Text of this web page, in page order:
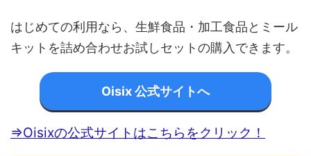
はじめての利用なら、生鮮食品・加工食品とミール
キットを詰め合わせお試しセットの購入できます。
Oisix 公式サイトへ
⇒Oisixの公式サイトはこちらをクリック！